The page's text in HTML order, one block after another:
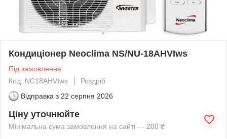
Кондиціонер Neoclima NS/NU-18AHVIws
Під замовлення
Код: NC18AHVIws
Роздріб
Відправка з 22 серпня 2026
Ціну уточнюйте
Мінімальна сума замовлення на сайті — 200 ₴